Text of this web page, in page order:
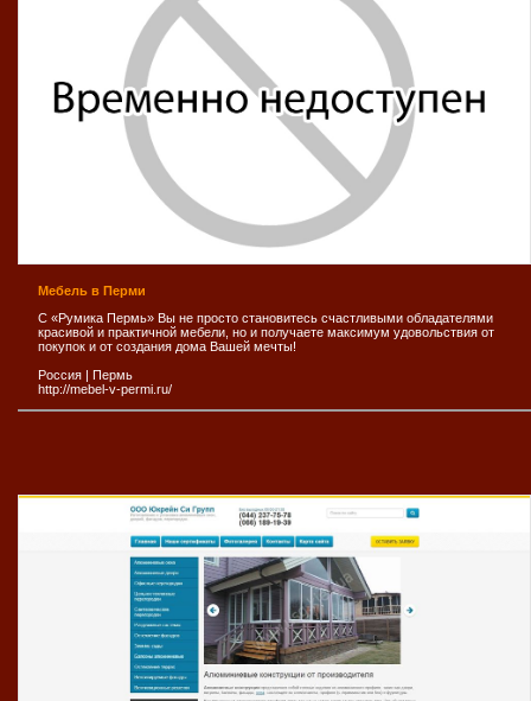
Мебель в Перми
С «Румика Пермь» Вы не просто становитесь счастливыми обладателями
красивой и практичной мебели, но и получаете максимум удовольствия от
покупок и от создания дома Вашей мечты!
Россия | Пермь
http://mebel-v-permi.ru/